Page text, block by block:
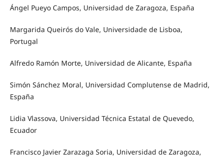
Ángel Pueyo Campos, Universidad de Zaragoza, España
Margarida Queirós do Vale, Universidade de Lisboa,
Portugal
Alfredo Ramón Morte, Universidad de Alicante, España
Simón Sánchez Moral, Universidad Complutense de Madrid,
España
Lidia Vlassova, Universidad Técnica Estatal de Quevedo,
Ecuador
Francisco Javier Zarazaga Soria, Universidad de Zaragoza,